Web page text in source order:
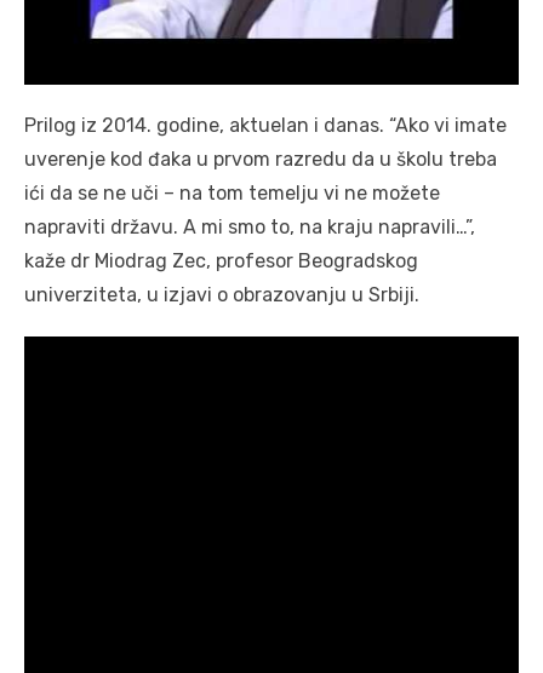
Prilog iz 2014. godine, aktuelan i danas. “Ako vi imate
uverenje kod đaka u prvom razredu da u školu treba
ići da se ne uči – na tom temelju vi ne možete
napraviti državu. A mi smo to, na kraju napravili…”,
kaže dr Miodrag Zec, profesor Beogradskog
univerziteta, u izjavi o obrazovanju u Srbiji.